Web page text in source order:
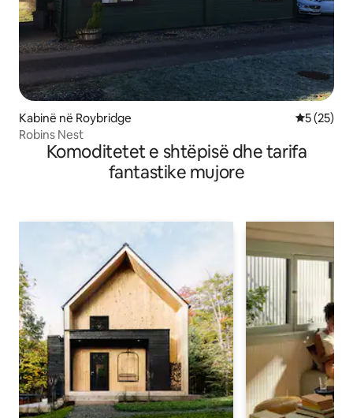
Kabinë në Roybridge Vlerësimi
5 (25)
Robins Nest
Komoditetet e shtëpisë dhe tarifa
fantastike mujore